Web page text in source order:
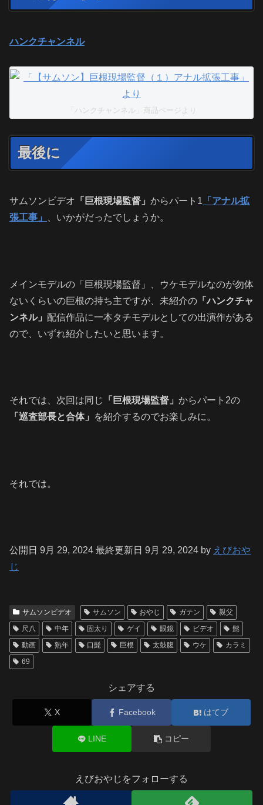
ハンクチャンネル
「ハンクチャンネル」商品ページより
最後に
サムソンビデオ 「巨根現場監督」 からパート1 「アナル拡
張工事」
、いかがだったでしょうか。
メインモデルの「巨根現場監督」、ウケモデルなのが勿体
ないくらいの巨根の持ち主ですが、未紹介の 「ハンクチャ
ンネル」 配信作品に一本タチモデルとしての出演作がある
ので、いずれ紹介したいと思います。
それでは、次回は同じ 「巨根現場監督」 からパート2の
「巡査部長と合体」
を紹介するのでお楽しみに。
それでは。
公開日 9月 29, 2024 最終更新日 9月 29, 2024 by えびおや
じ
サムソンビデオ サムソン おやじ ガテン
親父
尺八
中年 固太り ゲイ 眼鏡 ビデオ
髭
動画
熟年 口髭 巨根 太鼓腹 ウケ
カラミ
69
シェアする
X Facebook はてブ
LINE コピー
えびおやじをフォローする